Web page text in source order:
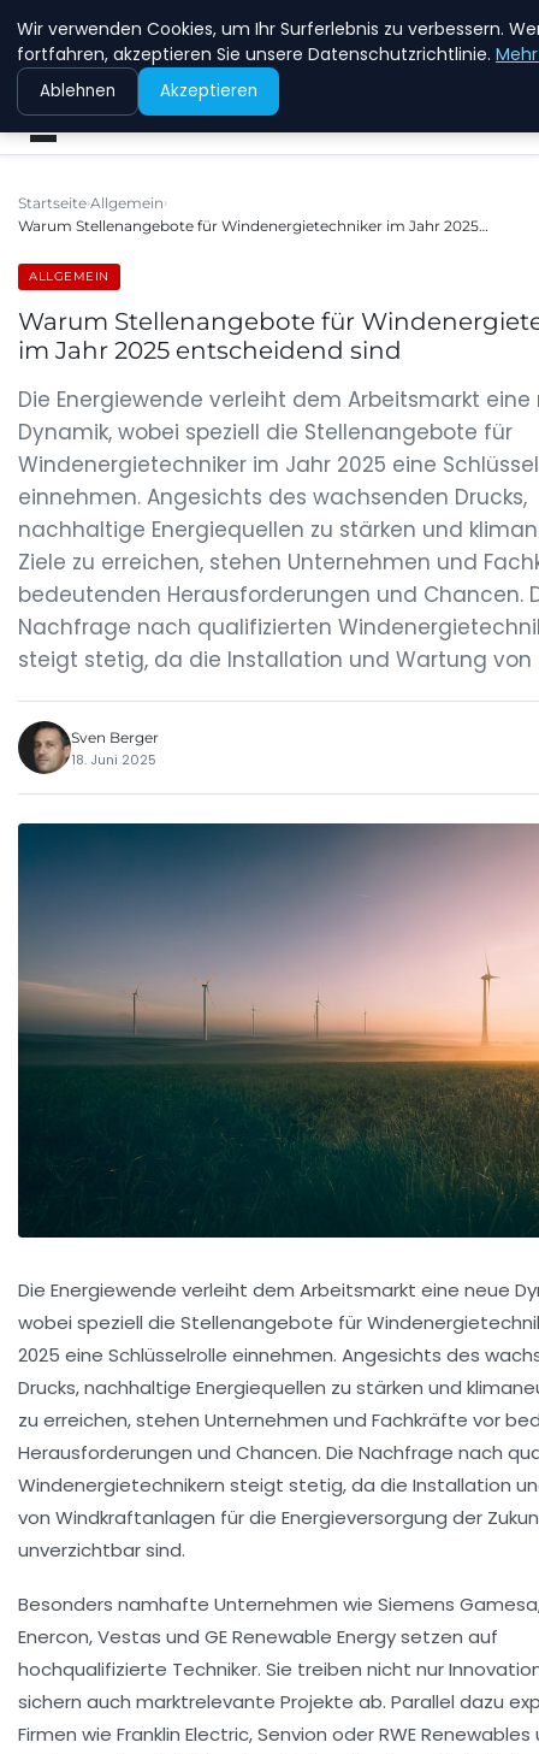
NEW ENERGY JOBS
Startseite Allgemein
Warum Stellenangebote für Windenergietechniker im Jahr 2025…
ALLGEMEIN
Warum Stellenangebote für
im Jahr 2025 entscheidend sind
Die Energiewende verleiht dem Arbeitsmarkt eine
Dynamik, wobei speziell die Stellenangebote für
Windenergietechniker im Jahr 2025 eine
einnehmen. Angesichts des wachsenden Drucks,
nachhaltige Energiequellen zu stärken und
Ziele zu erreichen, stehen Unternehmen und
bedeutenden Herausforderungen und Chancen.
Nachfrage nach qualifizierten
steigt stetig, da die Installation und Wartung von
Sven Berger
18. Juni 2025
Die Energiewende verleiht dem Arbeitsmarkt eine neue
wobei speziell die Stellenangebote für
2025 eine Schlüsselrolle einnehmen. Angesichts des
Drucks, nachhaltige Energiequellen zu stärken und
zu erreichen, stehen Unternehmen und Fachkräfte vor
Herausforderungen und Chancen. Die Nachfrage nach
Windenergietechnikern steigt stetig, da die Installation
von Windkraftanlagen für die Energieversorgung der
unverzichtbar sind.
Besonders namhafte Unternehmen wie Siemens
Enercon, Vestas und GE Renewable Energy setzen auf
hochqualifizierte Techniker. Sie treiben nicht nur
sichern auch marktrelevante Projekte ab. Parallel dazu
Firmen wie Franklin Electric, Senvion oder RWE Renewables
Wir verwenden Cookies, um Ihr Surferlebnis zu verbessern.
fortfahren, akzeptieren Sie unsere Datenschutzrichtlinie.
Ablehnen Akzeptieren